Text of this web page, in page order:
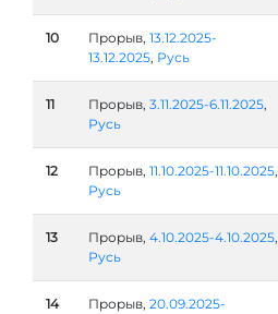
10 Прорыв, 13.12.2025-
13.12.2025, Русь
11 Прорыв, 3.11.2025-6.11.2025,
Русь
12 Прорыв, 11.10.2025-11.10.2025,
Русь
13 Прорыв, 4.10.2025-4.10.2025,
Русь
14 Прорыв, 20.09.2025-